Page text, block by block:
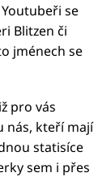
se
Blitzen či
jménech se
pro vás
nás, kteří mají
statisíce
sem i přes